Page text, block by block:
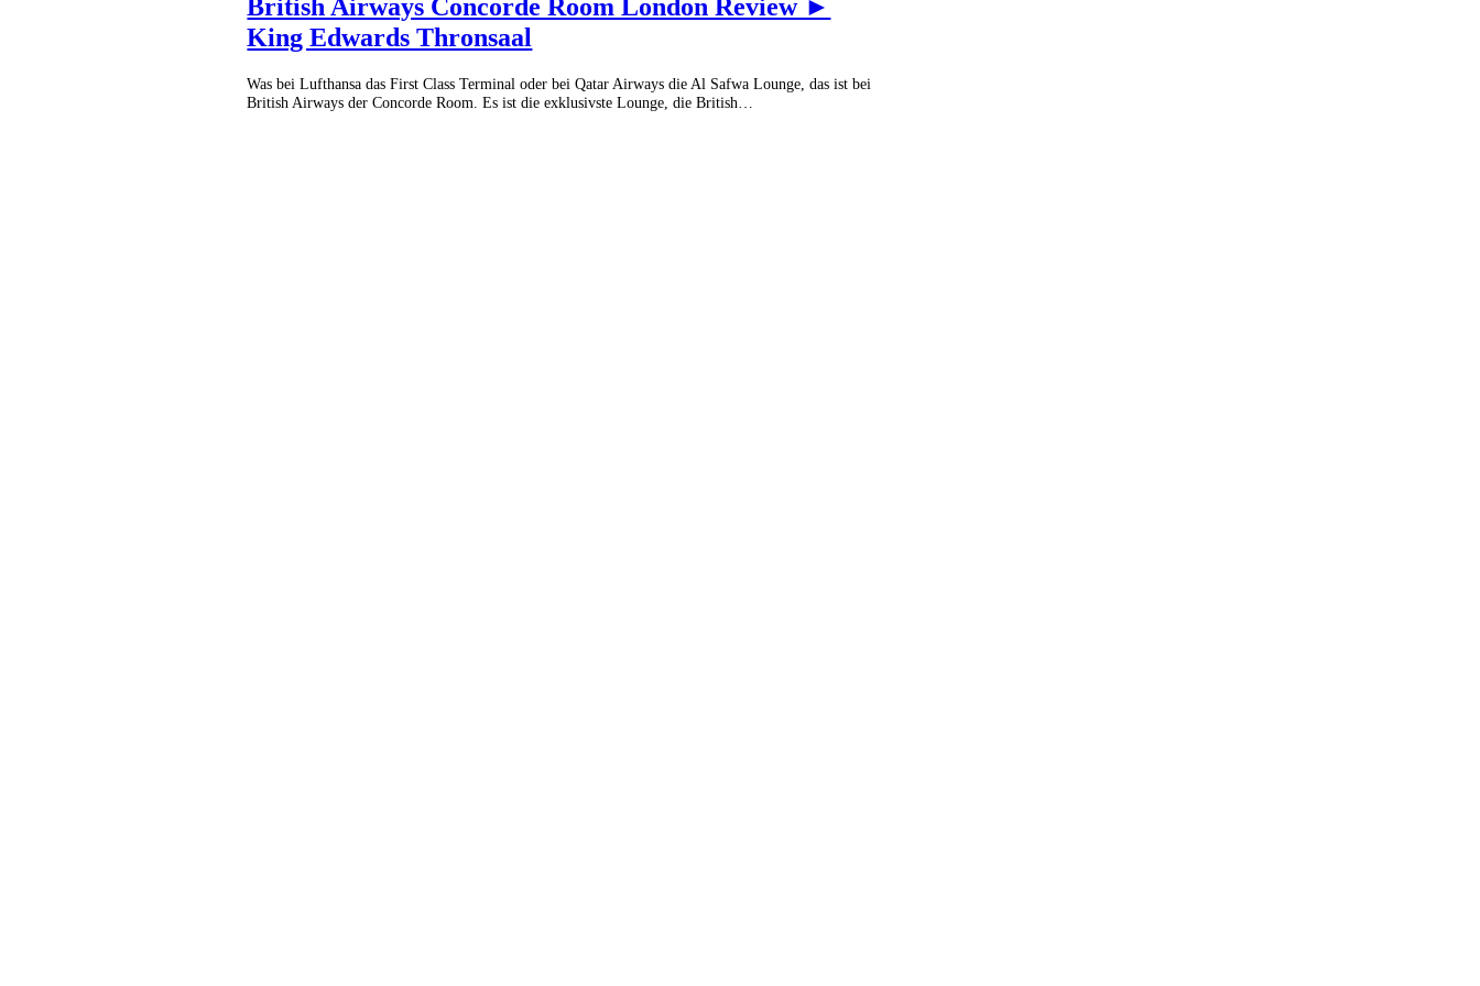
British Airways Concorde Room London Review ►
King Edwards Thronsaal
Was bei Lufthansa das First Class Terminal oder bei Qatar Airways die Al Safwa Lounge, das ist bei
British Airways der Concorde Room. Es ist die exklusivste Lounge, die British…